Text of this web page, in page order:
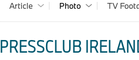
Article Photo TV
PRESSCLUB